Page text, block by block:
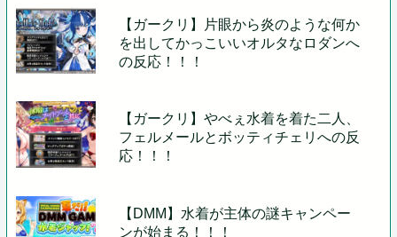
【ガークリ】片眼から炎のような何か
を出してかっこいいオルタなロダンへ
の反応！！！
【ガークリ】やべぇ水着を着た二人、
フェルメールとボッティチェリへの反
応！！！
【DMM】水着が主体の謎キャンペー
ンが始まる！！！